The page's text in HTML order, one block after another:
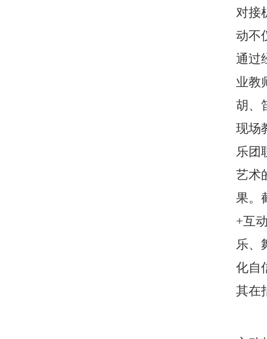
对接
动不
通过
业教
胡、
现场
乐团
艺术
果。
+互
乐、
化自
其在